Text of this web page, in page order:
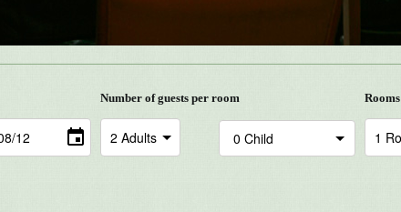
Number of guests per room Rooms